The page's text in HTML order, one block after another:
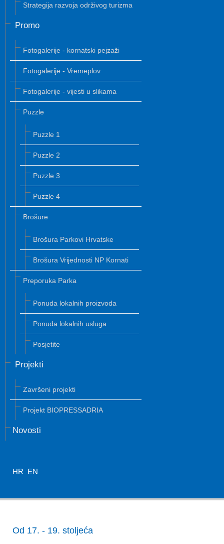
Strategija razvoja održivog turizma
Promo
Fotogalerije - kornatski pejzaži
Fotogalerije - Vremeplov
Fotogalerije - vijesti u slikama
Puzzle
Puzzle 1
Puzzle 2
Puzzle 3
Puzzle 4
Brošure
Brošura Parkovi Hrvatske
Brošura Vrijednosti NP Kornati
Preporuka Parka
Ponuda lokalnih proizvoda
Ponuda lokalnih usluga
Posjetite
Projekti
Završeni projekti
Projekt BIOPRESSADRIA
Novosti
HR EN
Od 17. - 19. stoljeća